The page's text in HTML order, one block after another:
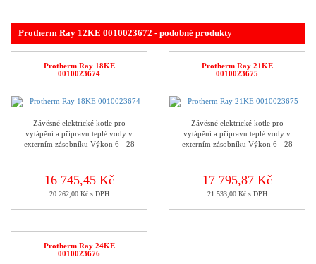
Protherm Ray 12KE 0010023672 - podobné produkty
Protherm Ray 18KE
0010023674
Závěsné elektrické kotle pro
vytápění a přípravu teplé vody v
externím zásobníku Výkon 6 - 28
16 745,45 Kč
20 262,00 Kč s DPH
Protherm Ray 21KE
0010023675
Závěsné elektrické kotle pro
vytápění a přípravu teplé vody v
externím zásobníku Výkon 6 - 28
17 795,87 Kč
21 533,00 Kč s DPH
Protherm Ray 24KE
0010023676